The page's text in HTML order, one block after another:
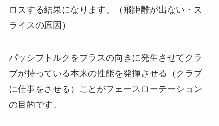
ロスする結果になります。（飛距離が出ない・ス
ライスの原因）
パッシブトルクをプラスの向きに発生させてクラ
ブが持っている本来の性能を発揮させる（クラブ
に仕事をさせる）ことがフェースローテーション
の目的です。